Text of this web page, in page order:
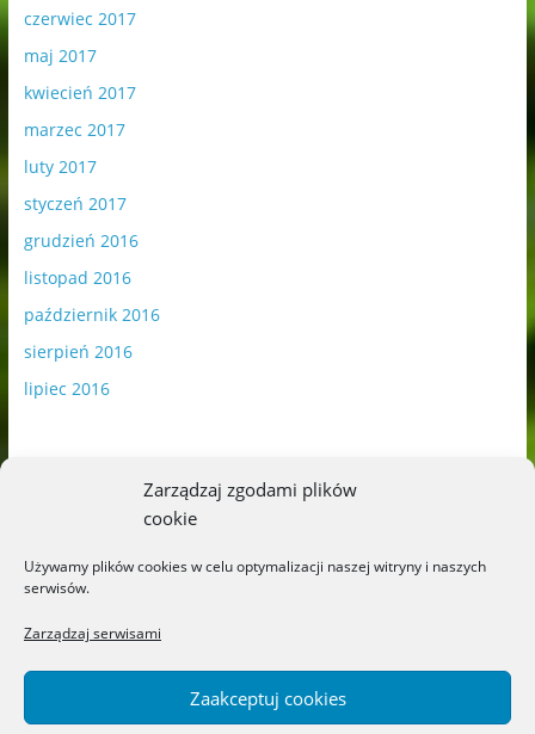
Zarządzaj zgodami plików
cookie
Używamy plików cookies w celu optymalizacji naszej witryny i naszych
serwisów.
Zarządzaj serwisami
Zaakceptuj cookies
czerwiec 2017
maj 2017
kwiecień 2017
marzec 2017
luty 2017
styczeń 2017
grudzień 2016
listopad 2016
październik 2016
sierpień 2016
lipiec 2016